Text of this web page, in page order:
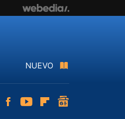
NUEVO
InstagramFacebookYoutubeFlipboard